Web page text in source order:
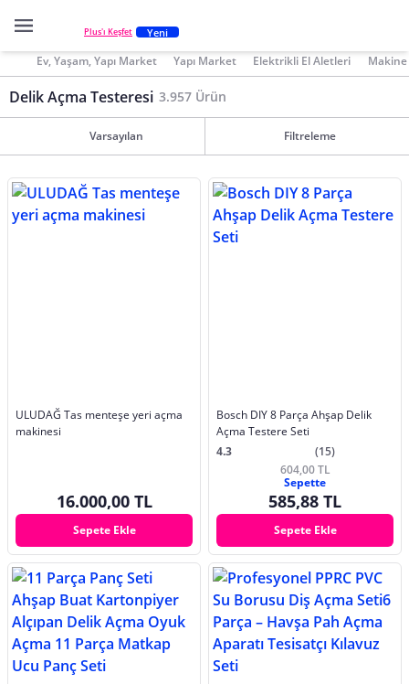
Plus'ı Keşfet Yeni
Ev, Yaşam, Yapı Market Yapı Market Elektrikli El Aletleri Makine
Delik Açma Testeresi 3.957 Ürün
Varsayılan Filtreleme
ULUDAĞ Tas menteşe yeri açma
makinesi
16.000,00 TL
Sepete Ekle
Bosch DIY 8 Parça Ahşap Delik
Açma Testere Seti
4.3
(15)
604,00 TL
Sepette
585,88 TL
Sepete Ekle